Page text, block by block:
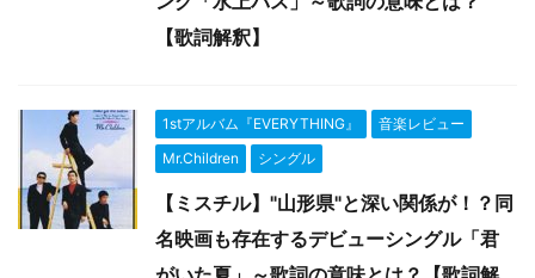
【歌詞解釈】
1stアルバム『EVERYTHING』
音楽レビュー
Mr.Children
シングル
【ミスチル】"山形県"と深い関係が！？同
名映画も存在するデビューシングル「君